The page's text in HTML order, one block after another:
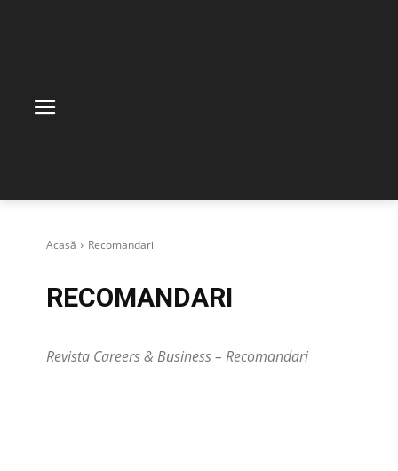
Acasă Recomandari
RECOMANDARI
Revista Careers & Business – Recomandari